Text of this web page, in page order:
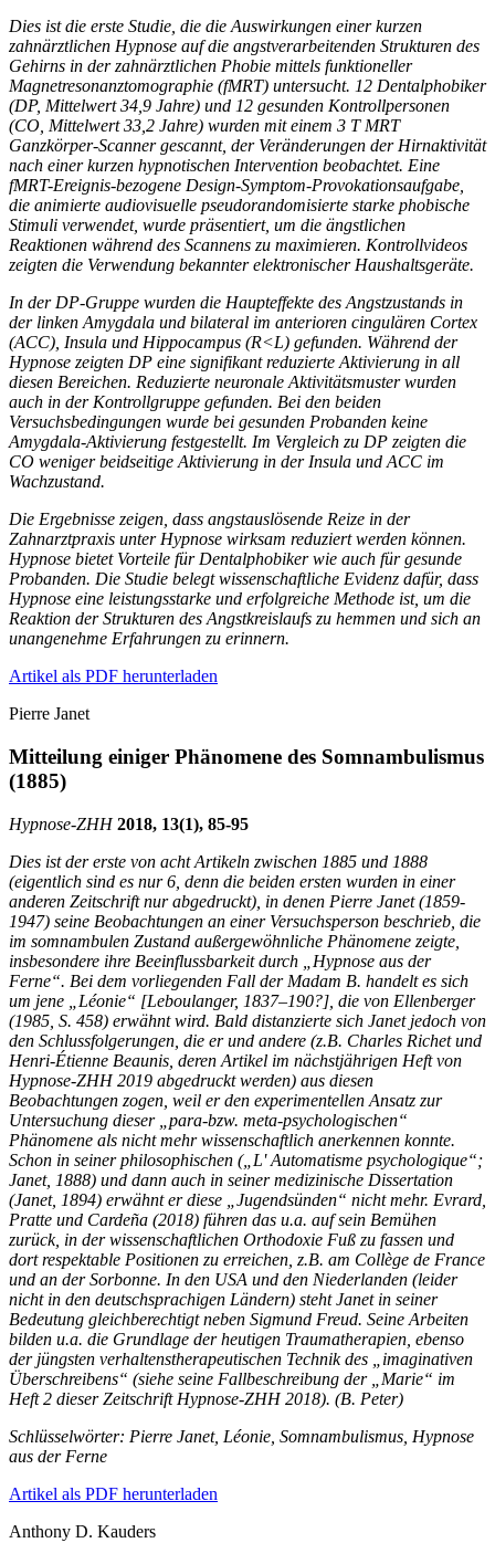
Dies ist die erste Studie, die die Auswirkungen einer kurzen
zahnärztlichen Hypnose auf die angstverarbeitenden Strukturen des
Gehirns in der zahnärztlichen Phobie mittels funktioneller
Magnetresonanztomographie (fMRT) untersucht. 12 Dentalphobiker
(DP, Mittelwert 34,9 Jahre) und 12 gesunden Kontrollpersonen
(CO, Mittelwert 33,2 Jahre) wurden mit einem 3 T MRT
Ganzkörper-Scanner gescannt, der Veränderungen der Hirnaktivität
nach einer kurzen hypnotischen Intervention beobachtet. Eine
fMRT-Ereignis-bezogene Design-Symptom-Provokationsaufgabe,
die animierte audiovisuelle pseudorandomisierte starke phobische
Stimuli verwendet, wurde präsentiert, um die ängstlichen
Reaktionen während des Scannens zu maximieren. Kontrollvideos
zeigten die Verwendung bekannter elektronischer Haushaltsgeräte.
In der DP-Gruppe wurden die Haupteffekte des Angstzustands in
der linken Amygdala und bilateral im anterioren cingulären Cortex
(ACC), Insula und Hippocampus (R<L) gefunden. Während der
Hypnose zeigten DP eine signifikant reduzierte Aktivierung in all
diesen Bereichen. Reduzierte neuronale Aktivitätsmuster wurden
auch in der Kontrollgruppe gefunden. Bei den beiden
Versuchsbedingungen wurde bei gesunden Probanden keine
Amygdala-Aktivierung festgestellt. Im Vergleich zu DP zeigten die
CO weniger beidseitige Aktivierung in der Insula und ACC im
Wachzustand.
Die Ergebnisse zeigen, dass angstauslösende Reize in der
Zahnarztpraxis unter Hypnose wirksam reduziert werden können.
Hypnose bietet Vorteile für Dentalphobiker wie auch für gesunde
Probanden. Die Studie belegt wissenschaftliche Evidenz dafür, dass
Hypnose eine leistungsstarke und erfolgreiche Methode ist, um die
Reaktion der Strukturen des Angstkreislaufs zu hemmen und sich an
unangenehme Erfahrungen zu erinnern.
Artikel als PDF herunterladen
Pierre Janet
Mitteilung einiger Phänomene des Somnambulismus
(1885)
Hypnose-ZHH2018, 13(1), 85-95
Dies ist der erste von acht Artikeln zwischen 1885 und 1888
(eigentlich sind es nur 6, denn die beiden ersten wurden in einer
anderen Zeitschrift nur abgedruckt), in denen Pierre Janet (1859-
1947) seine Beobachtungen an einer Versuchsperson beschrieb, die
im somnambulen Zustand außergewöhnliche Phänomene zeigte,
insbesondere ihre Beeinflussbarkeit durch „Hypnose aus der
Ferne“. Bei dem vorliegenden Fall der Madam B. handelt es sich
um jene „Léonie“ [Leboulanger, 1837–190?], die von Ellenberger
(1985, S. 458) erwähnt wird. Bald distanzierte sich Janet jedoch von
den Schlussfolgerungen, die er und andere (z.B. Charles Richet und
Henri-Étienne Beaunis, deren Artikel im nächstjährigen Heft von
Hypnose-ZHH 2019 abgedruckt werden) aus diesen
Beobachtungen zogen, weil er den experimentellen Ansatz zur
Untersuchung dieser „para-bzw. meta-psychologischen“
Phänomene als nicht mehr wissenschaftlich anerkennen konnte.
Schon in seiner philosophischen („L' Automatisme psychologique“;
Janet, 1888) und dann auch in seiner medizinische Dissertation
(Janet, 1894) erwähnt er diese „Jugendsünden“ nicht mehr. Evrard,
Pratte und Cardeña (2018) führen das u.a. auf sein Bemühen
zurück, in der wissenschaftlichen Orthodoxie Fuß zu fassen und
dort respektable Positionen zu erreichen, z.B. am Collège de France
und an der Sorbonne. In den USA und den Niederlanden (leider
nicht in den deutschsprachigen Ländern) steht Janet in seiner
Bedeutung gleichberechtigt neben Sigmund Freud. Seine Arbeiten
bilden u.a. die Grundlage der heutigen Traumatherapien, ebenso
der jüngsten verhaltenstherapeutischen Technik des „imaginativen
Überschreibens“ (siehe seine Fallbeschreibung der „Marie“ im
Heft 2 dieser Zeitschrift Hypnose-ZHH 2018). (B. Peter)
Schlüsselwörter: Pierre Janet, Léonie, Somnambulismus, Hypnose
aus der Ferne
Artikel als PDF herunterladen
Anthony D. Kauders